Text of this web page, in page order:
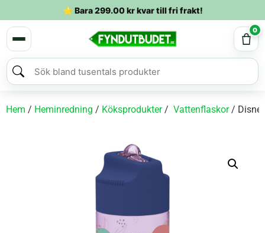
⭐ Bara299.00krkvar till fri frakt!
0
Hem / Heminredning / Köksprodukter/ Vattenflaskor/